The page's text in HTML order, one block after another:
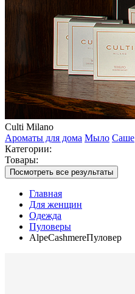
Culti Milano
Ароматы для дома Мыло Саше
Категории:
Товары:
Посмотреть все результаты
Главная
Для женщин
Одежда
Пуловеры
AlpeCashmereПуловер